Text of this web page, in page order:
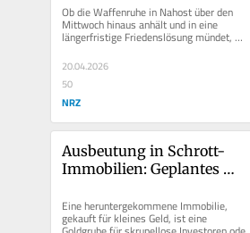
Ob die Waffenruhe in Nahost über den
Mittwoch hinaus anhält und in eine
längerfristige Friedenslösung mündet,
oder ob der...
20.04.2026
50
NRZ
Ausbeutung in Schrott-
Immobilien: Geplantes
Instrument
Eine heruntergekommene Immobilie,
gekauft für kleines Geld, ist eine